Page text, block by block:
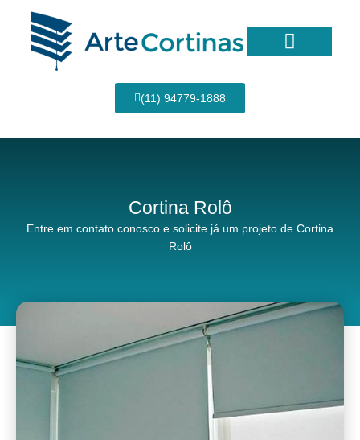
conteúdo
(11) 94779-1888
Cortina Rolô
Entre em contato conosco e solicite já um projeto de Cortina
Rolô